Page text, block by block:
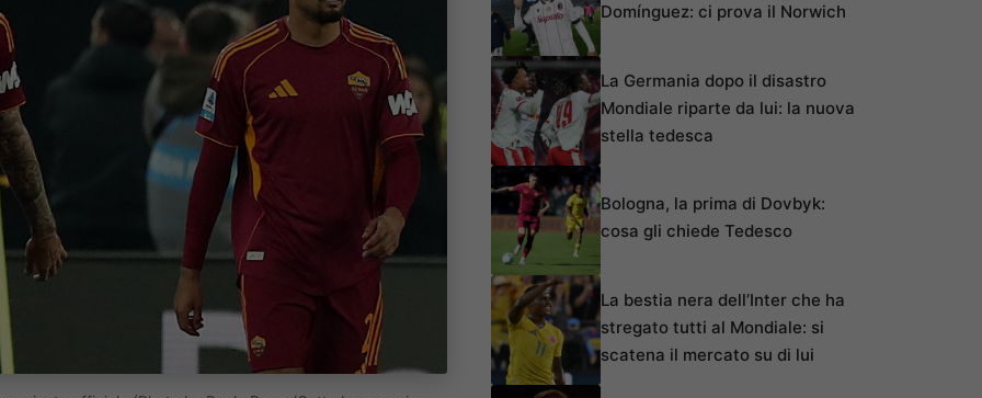
Domínguez: ci prova il Norwich
La Germania dopo il disastro
Mondiale riparte da lui: la nuova
stella tedesca
Bologna, la prima di Dovbyk:
cosa gli chiede Tedesco
La bestia nera dell’Inter che ha
stregato tutti al Mondiale: si
scatena il mercato su di lui